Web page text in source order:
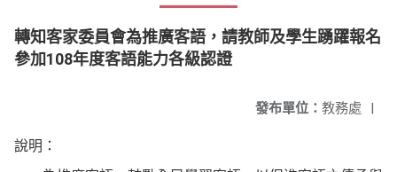
轉知客家委員會為推廣客語，請教師及學生踴躍報名
參加108年度客語能力各級認證
發布單位： 教務處 |
說明：